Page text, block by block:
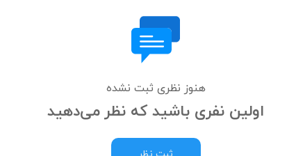
هنوز نظری ثبت نشده
اولین نفری باشید که نظر می‌دهید